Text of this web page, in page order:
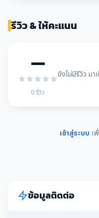
รีวิว & ให้คะแนน
—
0 รีวิว
ยังไม่มีรีวิว มา
เข้าสู่ระบบ เ
ข้อมูลติดต่อ